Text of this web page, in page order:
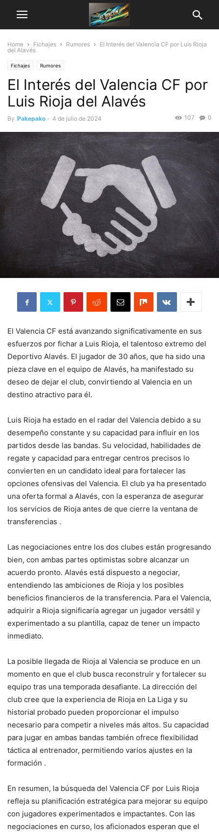
Home Fichajes Rumores
El Interés del Valencia CF por Luis Rioja
del Alavés
Fichajes Rumores
El Interés del Valencia CF por
Luis Rioja del Alavés
By Pakepako - 4 de julio de 2024 0
107
El Valencia CF está avanzando significativamente en sus
esfuerzos por fichar a Luis Rioja, el talentoso extremo del
Deportivo Alavés. El jugador de 30 años, que ha sido una
pieza clave en el equipo de Alavés, ha manifestado su
deseo de dejar el club, convirtiendo al Valencia en un
destino atractivo para él.
Luis Rioja ha estado en el radar del Valencia debido a su
desempeño constante y su capacidad para influir en los
partidos desde las bandas. Su velocidad, habilidades de
regate y capacidad para entregar centros precisos lo
convierten en un candidato ideal para fortalecer las
opciones ofensivas del Valencia. El club ya ha presentado
una oferta formal a Alavés, con la esperanza de asegurar
los servicios de Rioja antes de que cierre la ventana de
transferencias​ ​.
Las negociaciones entre los dos clubes están progresando
bien, con ambas partes optimistas sobre alcanzar un
acuerdo pronto. Alavés está dispuesto a negociar,
entendiendo las ambiciones de Rioja y los posibles
beneficios financieros de la transferencia. Para el Valencia,
adquirir a Rioja significaría agregar un jugador versátil y
experimentado a su plantilla, capaz de tener un impacto
inmediato.
La posible llegada de Rioja al Valencia se produce en un
momento en que el club busca reconstruir y fortalecer su
equipo tras una temporada desafiante. La dirección del
club cree que la experiencia de Rioja en La Liga y su
historial probado pueden proporcionar el impulso
necesario para competir a niveles más altos. Su capacidad
para jugar en ambas bandas también ofrece flexibilidad
táctica al entrenador, permitiendo varios ajustes en la
formación​ ​.
En resumen, la búsqueda del Valencia CF por Luis Rioja
refleja su planificación estratégica para mejorar su equipo
con jugadores experimentados e impactantes. Con las
negociaciones en curso, los aficionados esperan que el